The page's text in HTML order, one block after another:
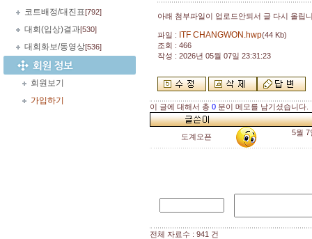
코트배정/대진표[792]
대회(입상)결과[530]
대회화보/동영상[536]
회원보기
가입하기
아래 첨부파일이 업로드안되서 글 다시 올립
파일 : ITF CHANGWON.hwp(44 Kb)
조회 : 466
작성 : 2026년 05월 07일 23:31:23
이 글에 대해서 총 0 분이 메모를 남기셨습니다.
도계오픈 5월 7
전체 자료수 : 941 건